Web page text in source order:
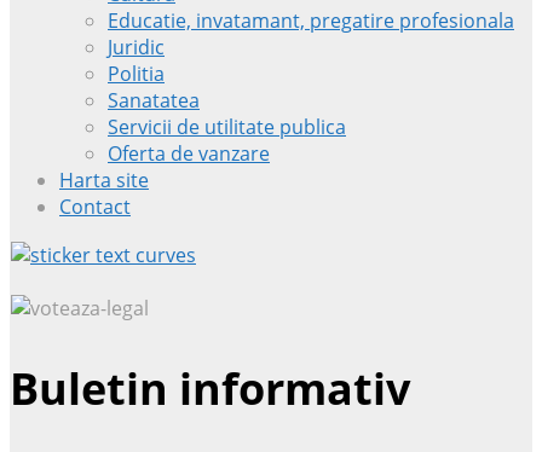
Educatie, invatamant, pregatire profesionala
Juridic
Politia
Sanatatea
Servicii de utilitate publica
Oferta de vanzare
Harta site
Contact
Buletin informativ